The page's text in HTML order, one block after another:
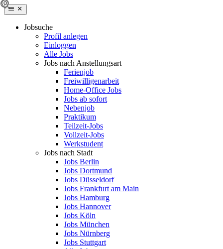
Jobsuche
Profil anlegen
Einloggen
Alle Jobs
Jobs nach Anstellungsart
Ferienjob
Freiwilligenarbeit
Home-Office Jobs
Jobs ab sofort
Nebenjob
Praktikum
Teilzeit-Jobs
Vollzeit-Jobs
Werkstudent
Jobs nach Stadt
Jobs Berlin
Jobs Dortmund
Jobs Düsseldorf
Jobs Frankfurt am Main
Jobs Hamburg
Jobs Hannover
Jobs Köln
Jobs München
Jobs Nürnberg
Jobs Stuttgart